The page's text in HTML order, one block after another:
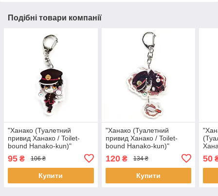
Подібні товари компанії
"Ханако (Туалетний
привид Ханако / Toilet-
bound Hanako-kun)"
двосторонній з уф-друком
95 ₴ 106 ₴
Купити
"Ханако (Туалетний
привид Ханако / Toilet-
bound Hanako-kun)"
двосторонній з уф-друком
120₴ 134 ₴
Купити
50